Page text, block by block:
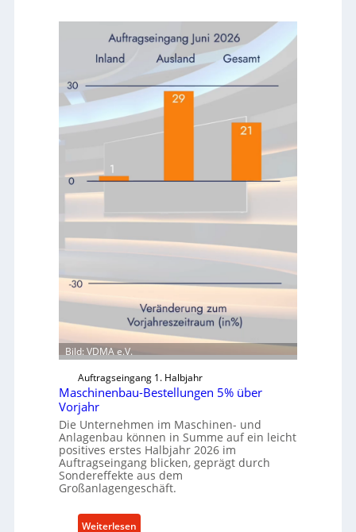
Bild: VDMA e.V.
Auftragseingang 1. Halbjahr
Maschinenbau-Bestellungen 5% über
Vorjahr
Die Unternehmen im Maschinen- und
Anlagenbau können in Summe auf ein leicht
positives erstes Halbjahr 2026 im
Auftragseingang blicken, geprägt durch
Sondereffekte aus dem
Großanlagengeschäft.
Weiterlesen